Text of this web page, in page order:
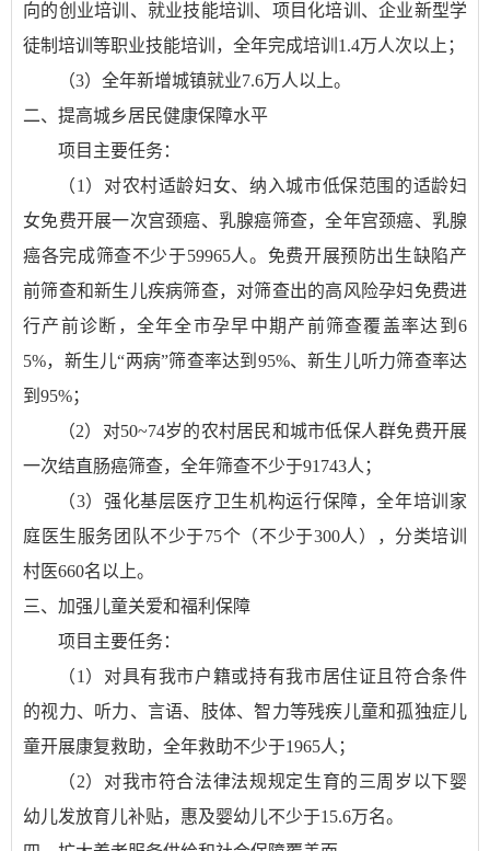
向的创业培训、就业技能培训、项目化培训、企业新型学
徒制培训等职业技能培训，全年完成培训1.4万人次以上；
（3）全年新增城镇就业7.6万人以上。
二、提高城乡居民健康保障水平
项目主要任务：
（1）对农村适龄妇女、纳入城市低保范围的适龄妇
女免费开展一次宫颈癌、乳腺癌筛查，全年宫颈癌、乳腺
癌各完成筛查不少于59965人。免费开展预防出生缺陷产
前筛查和新生儿疾病筛查，对筛查出的高风险孕妇免费进
行产前诊断，全年全市孕早中期产前筛查覆盖率达到6
5%，新生儿“两病”筛查率达到95%、新生儿听力筛查率达
到95%；
（2）对50~74岁的农村居民和城市低保人群免费开展
一次结直肠癌筛查，全年筛查不少于91743人；
（3）强化基层医疗卫生机构运行保障，全年培训家
庭医生服务团队不少于75个（不少于300人），分类培训
村医660名以上。
三、加强儿童关爱和福利保障
项目主要任务：
（1）对具有我市户籍或持有我市居住证且符合条件
的视力、听力、言语、肢体、智力等残疾儿童和孤独症儿
童开展康复救助，全年救助不少于1965人；
（2）对我市符合法律法规规定生育的三周岁以下婴
幼儿发放育儿补贴，惠及婴幼儿不少于15.6万名。